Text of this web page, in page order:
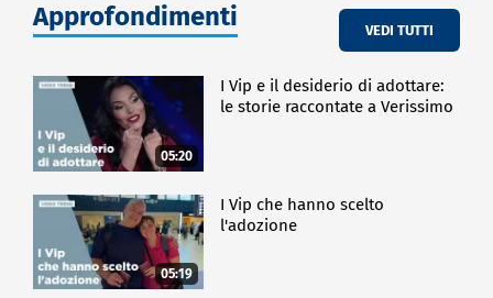
Approfondimenti VEDI TUTTI
05:20
I Vip e il desiderio di adottare:
le storie raccontate a Verissimo
05:19
I Vip che hanno scelto
l'adozione